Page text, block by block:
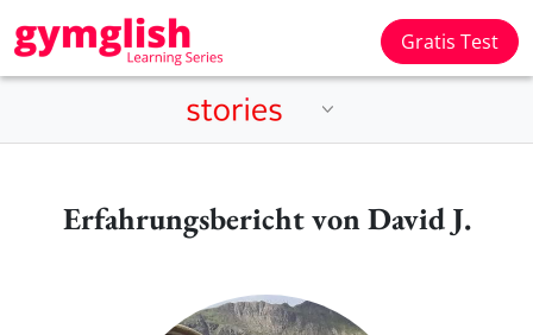
Gratis Test
Erfahrungsbericht von David J.